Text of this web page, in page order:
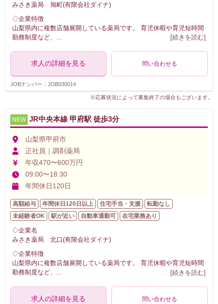
みさき薬局 旭町(有限会社ダイナ)
◇企業特徴
山梨県内に複数店舗展開している薬局です。 育児休暇や育児短時間
勤務制度など、
[続きを読む]
求人の詳細を見る 問い合わせる
JOBナンバー：JOB030014
※応募状況によって募集終了の場合もございます。
NEW JR中央本線 甲府駅 徒歩3分
山梨県甲府市
正社員｜調剤薬局
年収470〜600万円
09:00〜18:30
年間休日120日
高額給与 年間休日120日以上 住宅手当・支援
転勤なし
未経験者OK
駅が近い 自動車通勤可 在宅業務あり
◇企業名
みさき薬局 北口(有限会社ダイナ)
◇企業特徴
山梨県内に複数店舗展開している薬局です。 育児休暇や育児短時間
勤務制度など、 ... [続きを読む]
求人の詳細を見る 問い合わせる